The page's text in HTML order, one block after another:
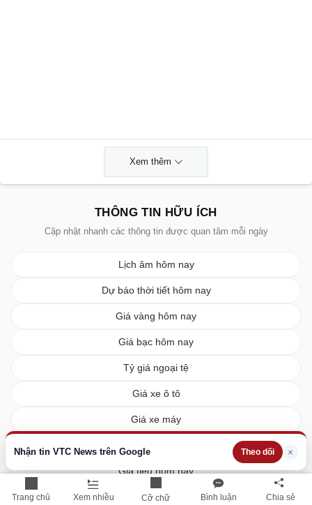
Trang chủ Xem nhiều Cỡ chữ Bình luận Chia sẻ
Nhận tin VTC News trên Google Theo dõi ×
Xem thêm
THÔNG TIN HỮU ÍCH
Cập nhật nhanh các thông tin được quan tâm mỗi ngày
Lịch âm hôm nay
Dự báo thời tiết hôm nay
Giá vàng hôm nay
Giá bạc hôm nay
Tỷ giá ngoại tệ
Giá xe ô tô
Giá xe máy
Giá xăng dầu hôm nay
Giá tiêu hôm nay
Giá cà phê hôm nay